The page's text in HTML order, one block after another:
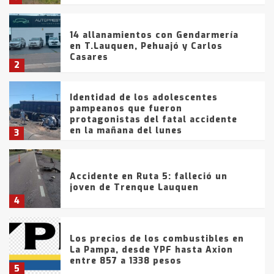
2
14 allanamientos con Gendarmería
en T.Lauquen, Pehuajó y Carlos
Casares
3
Identidad de los adolescentes
pampeanos que fueron
protagonistas del fatal accidente
en la mañana del lunes
4
Accidente en Ruta 5: falleció un
joven de Trenque Lauquen
5
Los precios de los combustibles en
La Pampa, desde YPF hasta Axion
entre 857 a 1338 pesos